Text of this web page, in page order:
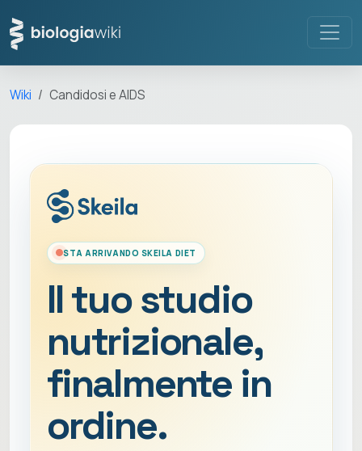
Wiki Candidosi e AIDS
STA ARRIVANDO SKEILA DIET
Il tuo studio
nutrizionale,
finalmente in
ordine.